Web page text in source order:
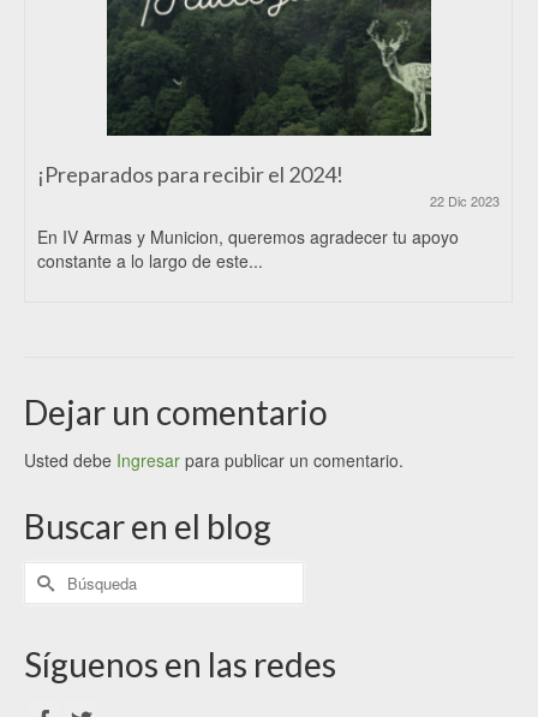
¡Preparados para recibir el 2024!
22 Dic 2023
En IV Armas y Municion, queremos agradecer tu apoyo
constante a lo largo de este...
Dejar un comentario
Usted debe Ingresar para publicar un comentario.
Buscar en el blog
Síguenos en las redes